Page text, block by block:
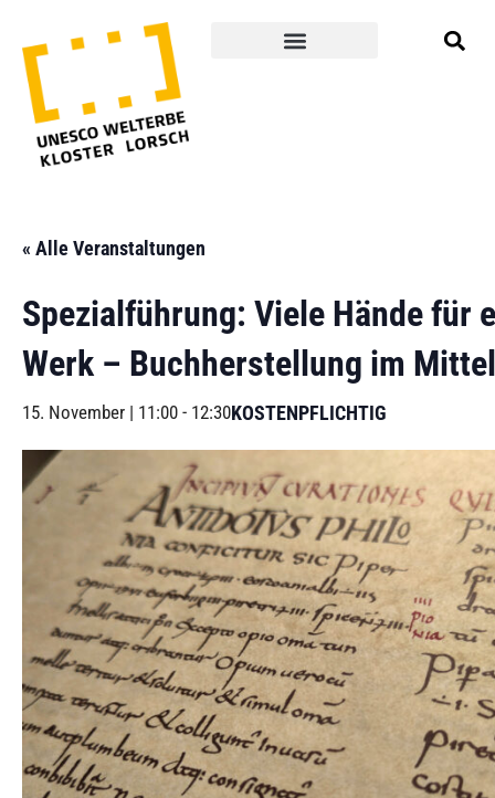
« Alle Veranstaltungen
Spezialführung: Viele Hände für
Werk – Buchherstellung im
15. November | 11:00 - 12:30KOSTENPFLICHTIG